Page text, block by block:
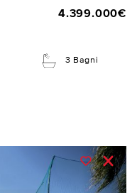
4.399.000€
3 Bagni